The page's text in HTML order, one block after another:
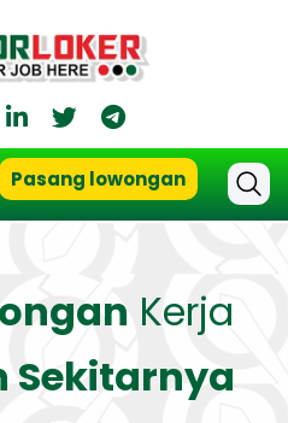
Pasang lowongan
Kerja
Sekitarnya